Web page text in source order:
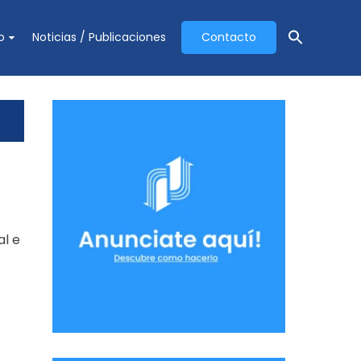
Noticias / Publicaciones Contacto
e